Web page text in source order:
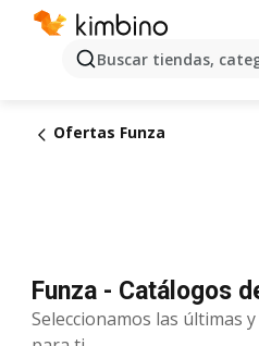
Buscar tiendas,
Ofertas Funza
Funza - Catálogos
Seleccionamos las últimas